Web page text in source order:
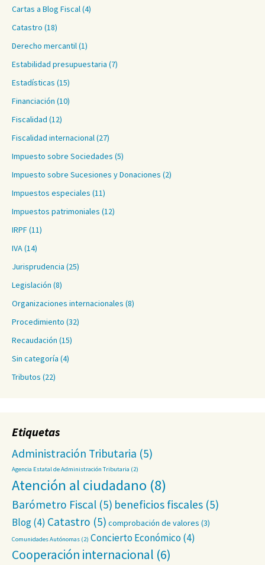
Cartas a Blog Fiscal(4)
Catastro (18)
Derecho mercantil(1)
Estabilidad presupuestaria (7)
Estadísticas (15)
Financiación (10)
Fiscalidad (12)
Fiscalidad internacional(27)
Impuesto sobre Sociedades (5)
Impuesto sobre Sucesiones y Donaciones (2)
Impuestos especiales (11)
Impuestos patrimoniales (12)
IRPF(11)
IVA(14)
Jurisprudencia (25)
Legislación (8)
Organizaciones internacionales (8)
Procedimiento (32)
Recaudación (15)
Sin categoría (4)
Tributos (22)
Etiquetas
Administración Tributaria (5)
Agencia Estatal de Administración Tributaria (2)
Atención al ciudadano (8)
Barómetro Fiscal (5) beneficios fiscales (5)
Blog(4) Catastro (5) comprobación de valores (3)
Comunidades Autónomas (2) Concierto Económico(4)
Cooperación internacional (6)